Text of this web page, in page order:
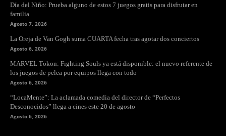
Día del Niño: Prueba alguno de estos 7 juegos gratis para disfrutar en
familia
Agosto 7, 2026
La Oreja de Van Gogh suma CUARTA fecha tras agotar dos conciertos
Agosto 6, 2026
MARVEL Tōkon: Fighting Souls ya está disponible: el nuevo referente de
los juegos de pelea por equipos llega con todo
Agosto 6, 2026
“LocaMente”: La aclamada comedia del director de “Perfectos
Desconocidos” llega a cines este 20 de agosto
Agosto 6, 2026